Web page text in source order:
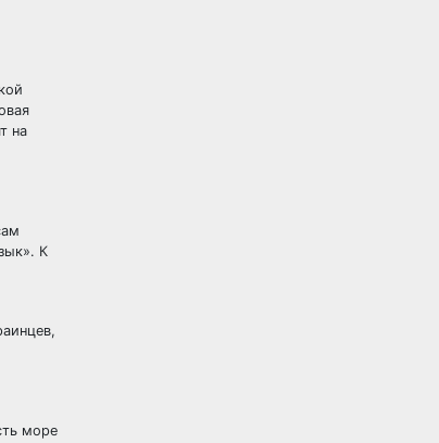
на
К
море